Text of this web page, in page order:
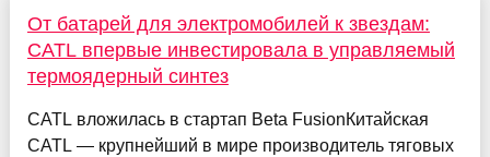
От батарей для электромобилей к звездам:
CATL впервые инвестировала в управляемый
термоядерный синтез
CATL вложилась в стартап Beta FusionКитайская
CATL — крупнейший в мире производитель тяговых